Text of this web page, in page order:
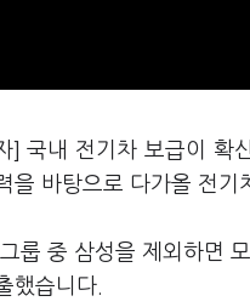
] 국내 전기차 보급이 확
을 바탕으로 다가올 전
룹 중 삼성을 제외하면
했습니다.